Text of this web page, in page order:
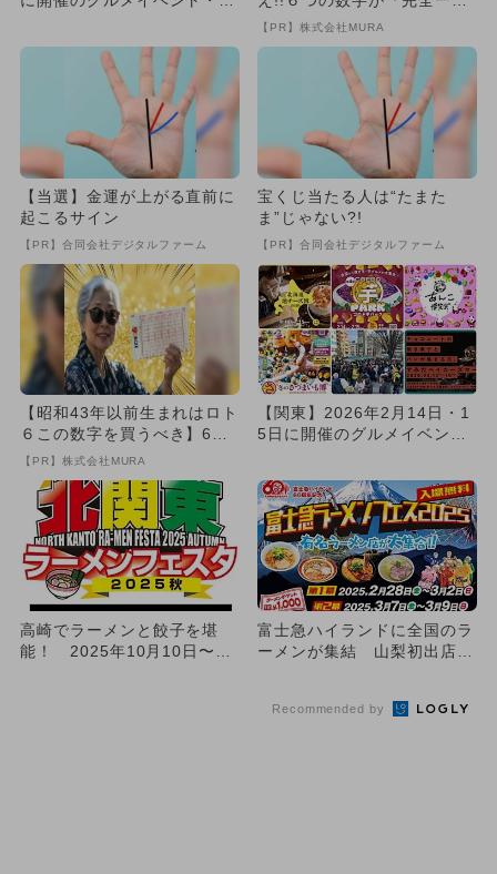
致』する方法
【PR】株式会社MURA
【当選】金運が上がる直前に
起こるサイン
【PR】合同会社デジタルファーム
宝くじ当たる人は“たまた
ま”じゃない?!
【PR】合同会社デジタルファーム
【昭和43年以前生まれはロト
６この数字を買うべき】6つ
の数字が「完全一致」する
【PR】株式会社MURA
【関東】2026年2月14日・1
5日に開催のグルメイベン
高崎でラーメンと餃子を堪
能！ 2025年10月10日〜13
富士急ハイランドに全国のラ
ーメンが集結 山梨初出店7
Recommended by